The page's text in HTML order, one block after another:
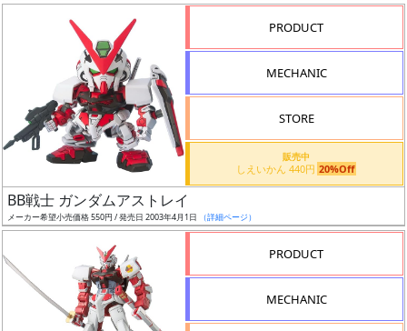
シ
ー
ズ・
タ
イ
ト
PRODUCT
MECHANIC
STORE
販売中
しえいかん 440円 20%Off
BB戦士 ガンダムアストレイ
メーカー希望小売価格 550円 / 発売日 2003年4月1日 （詳細ページ）
PRODUCT
MECHANIC